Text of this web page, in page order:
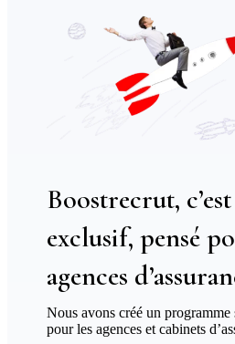
Boostrecrut,
exclusif, pensé
agences
Nous avons créé un
pour les agences et cabinets